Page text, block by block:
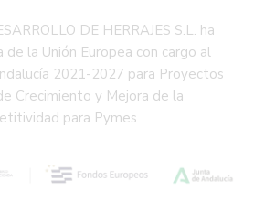
DE HERRAJES S.L. ha
de la Unión Europea con cargo al
2021-2027 para Proyectos
Crecimiento y Mejora de la
para Pymes